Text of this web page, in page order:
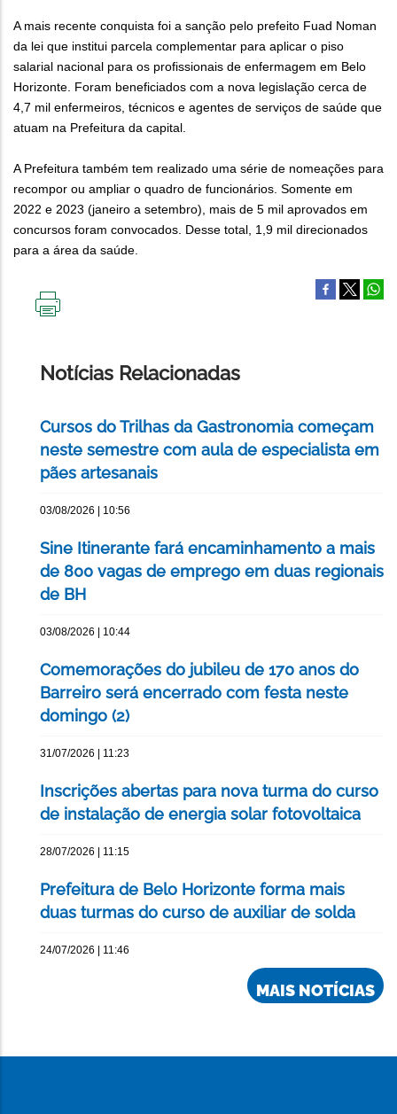
A mais recente conquista foi a sanção pelo prefeito Fuad Noman
da lei que institui parcela complementar para aplicar o piso
salarial nacional para os profissionais de enfermagem em Belo
Horizonte. Foram beneficiados com a nova legislação cerca de
4,7 mil enfermeiros, técnicos e agentes de serviços de saúde que
atuam na Prefeitura da capital.
A Prefeitura também tem realizado uma série de nomeações para
recompor ou ampliar o quadro de funcionários. Somente em
2022 e 2023 (janeiro a setembro), mais de 5 mil aprovados em
concursos foram convocados. Desse total, 1,9 mil direcionados
para a área da saúde.
Notícias Relacionadas
Cursos do Trilhas da Gastronomia começam
neste semestre com aula de especialista em
pães artesanais
03/08/2026 | 10:56
Sine Itinerante fará encaminhamento a mais
de 800 vagas de emprego em duas regionais
de BH
03/08/2026 | 10:44
Comemorações do jubileu de 170 anos do
Barreiro será encerrado com festa neste
domingo (2)
31/07/2026 | 11:23
Inscrições abertas para nova turma do curso
de instalação de energia solar fotovoltaica
28/07/2026 | 11:15
Prefeitura de Belo Horizonte forma mais
duas turmas do curso de auxiliar de solda
24/07/2026 | 11:46
MAIS NOTÍCIAS